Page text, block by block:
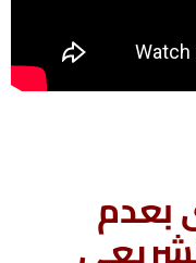
بعدم